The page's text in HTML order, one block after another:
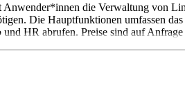
die Verwaltung von
Die Hauptfunktionen umfassen
HR abrufen. Preise sind auf